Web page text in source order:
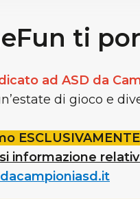
ti
ad ASD da
di gioco e
informazione